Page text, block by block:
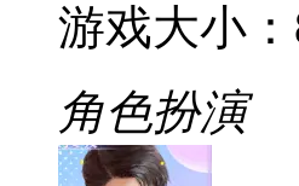
游戏大小
角色扮演